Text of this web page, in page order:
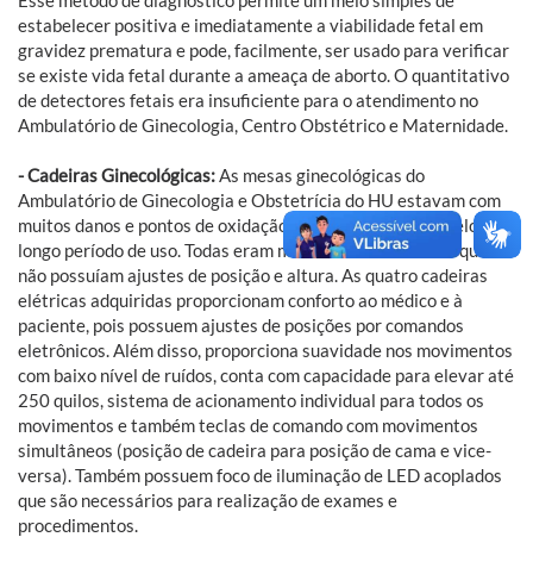
estabelecer positiva e imediatamente a viabilidade fetal em
gravidez prematura e pode, facilmente, ser usado para verificar
se existe vida fetal durante a ameaça de aborto. O quantitativo
de detectores fetais era insuficiente para o atendimento no
Ambulatório de Ginecologia, Centro Obstétrico e Maternidade.
- Cadeiras Ginecológicas:As mesas ginecológicas do
Ambulatório de Ginecologia e Obstetrícia do HU estavam com
muitos danos e pontos de oxidação devido ao desgaste pelo
longo período de uso. Todas eram mesas fixas de exames que
não possuíam ajustes de posição e altura. As quatro cadeiras
elétricas adquiridas proporcionam conforto ao médico e à
paciente, pois possuem ajustes de posições por comandos
eletrônicos. Além disso, proporciona suavidade nos movimentos
com baixo nível de ruídos, conta com capacidade para elevar até
250 quilos, sistema de acionamento individual para todos os
movimentos e também teclas de comando com movimentos
simultâneos (posição de cadeira para posição de cama e vice-
versa). Também possuem foco de iluminação de LED acoplados
que são necessários para realização de exames e
procedimentos.